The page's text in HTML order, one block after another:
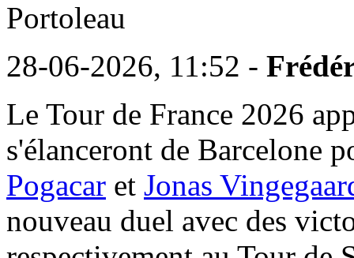
Portoleau
28-06-2026, 11:52 -
Le Tour de France 2026
s'élanceront de Barcelone
Pogacar et Jonas
nouveau duel avec des